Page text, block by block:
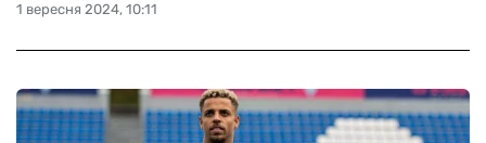
1 вересня 2024, 10:11